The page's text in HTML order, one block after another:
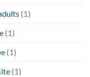
(1)
(1)
(1)
(1)